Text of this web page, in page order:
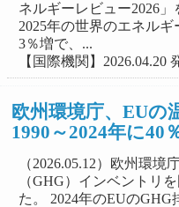
ネルギーレビュー2026」
2025年の世界のエネル
3％増で、...
【国際機関】2026.04.20
欧州環境庁、EUの
1990～2024年に40
（2026.05.12）欧州環
（GHG）インベントリ
た。 2024年のEUのGHG